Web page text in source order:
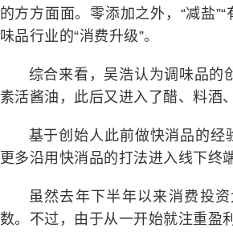
的方方面面。零添加之外，“减盐
味品行业的“消费升级”。
综合来看，吴浩认为调味品的
素活酱油，此后又进入了醋、料酒
基于创始人此前做快消品的经
更多沿用快消品的打法进入线下终
虽然去年下半年以来消费投
数。不过，由于从一开始就注重盈